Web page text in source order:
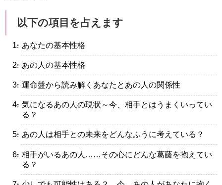
以下の項目を占えます
・あなたの基本性格
・あの人の基本性格
・運命盤から読み解くあなたとあの人の関係性
・気になるあの人の現状～今、相手とはうまくいってい
る？
・あの人は相手との未来をどんなふうに考えている？
・相手がいるあの人……その心にどんな葛藤を抱えてい
る？